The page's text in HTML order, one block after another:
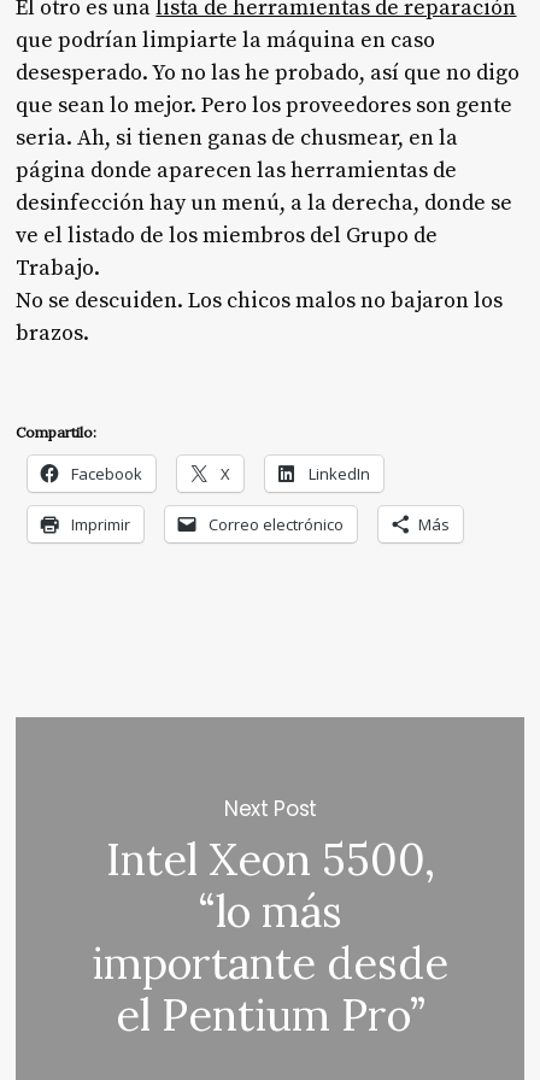
El otro es unalista de herramientas de reparación
que podrían limpiarte la máquina en caso
desesperado. Yo no las he probado, así que no digo
que sean lo mejor. Pero los proveedores son gente
seria. Ah, si tienen ganas de chusmear, en la
página donde aparecen las herramientas de
desinfección hay un menú, a la derecha, donde se
ve el listado de los miembros del Grupo de
Trabajo.
No se descuiden. Los chicos malos no bajaron los
brazos.
Compartilo:
Facebook X LinkedIn
Imprimir Correo electrónico Más
Next Post
Intel Xeon 5500,
“lo más
importante desde
el Pentium Pro”